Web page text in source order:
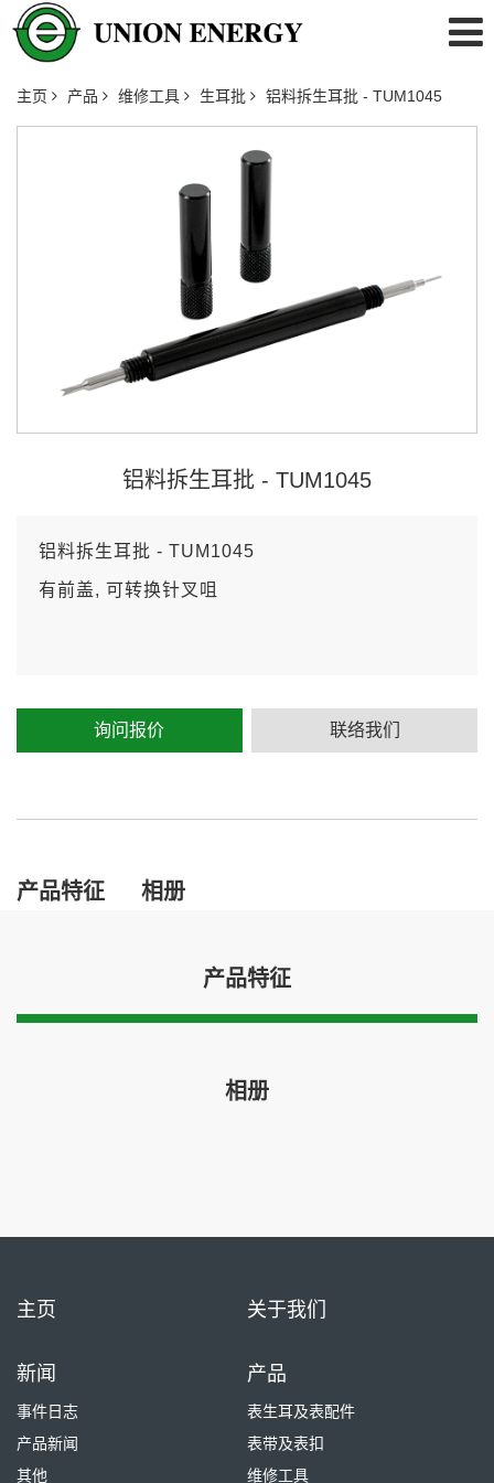
主页 产品 维修工具 生耳批 铝料拆生耳批 - TUM1045
铝料拆生耳批 - TUM1045
铝料拆生耳批 - TUM1045
有前盖, 可转换针叉咀
询问报价 联络我们
产品特征 相册
产品特征
相册
主页 关于我们
新闻
事件日志
产品新闻
其他
产品
表生耳及表配件
表带及表扣
维修工具